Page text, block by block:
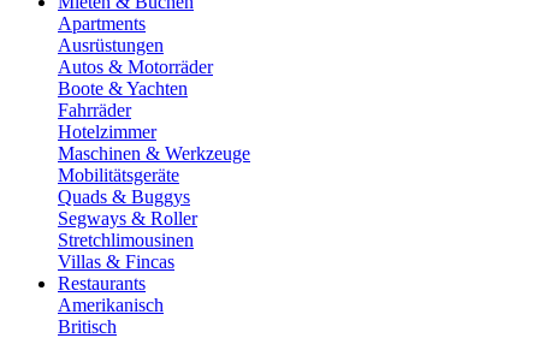
Apartments
Ausrüstungen
Autos & Motorräder
Boote & Yachten
Fahrräder
Hotelzimmer
Maschinen & Werkzeuge
Mobilitätsgeräte
Quads & Buggys
Segways & Roller
Stretchlimousinen
Villas & Fincas
Restaurants
Amerikanisch
Britisch